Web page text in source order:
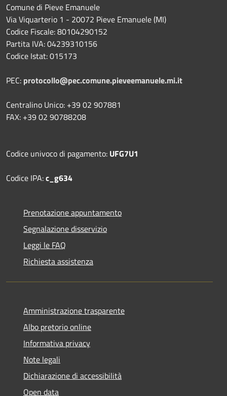
Comune di Pieve Emanuele
Via Viquarterio 1 - 20072 Pieve Emanuele (MI)
Codice Fiscale: 80104290152
Partita IVA: 04239310156
Codice Istat: 015173
PEC: protocollo@pec.comune.pieveemanuele.mi.it
Centralino Unico: +39 02 907881
FAX: +39 02 90788208
Codice univoco di pagamento: UFG7U1
Codice IPA:c_g634
Prenotazione appuntamento
Segnalazione disservizio
Leggi le FAQ
Richiesta assistenza
Amministrazione trasparente
Albo pretorio online
Informativa privacy
Note legali
Dichiarazione di accessibilità
Open data